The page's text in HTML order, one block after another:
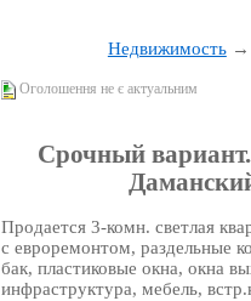
Недвижимость
Оголошення не є актуальним
Срочный
Продается 3-комн. светлая
с евроремонтом, раздельные
бак, пластиковые окна, окна
инфраструктура, мебель,